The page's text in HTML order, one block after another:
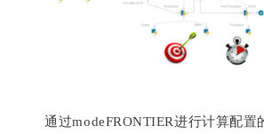
通过modeFRONTIER进行计算配置